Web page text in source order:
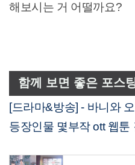
해보시는 거 어떨까요?
함께 보면 좋은 포스
[드라마&방송] - 바니와
등장인물 몇부작 ott 웹툰